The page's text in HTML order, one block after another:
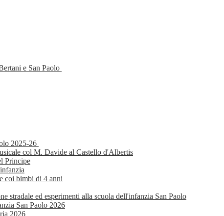
e San Paolo
2025-26
col M. Davide al Castello d'Albertis
Principe
coi bimbi di 4 anni
stradale ed esperimenti alla scuola dell'infanzia San Paolo
San Paolo 2026
2026